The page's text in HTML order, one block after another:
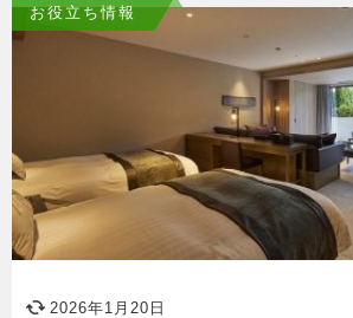
お役立ち情報
2026年1月20日